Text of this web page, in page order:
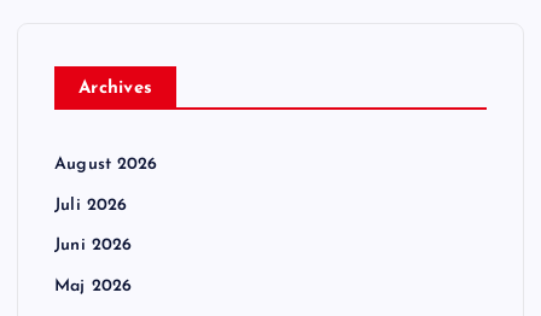
Archives
August 2026
Juli 2026
Juni 2026
Maj 2026